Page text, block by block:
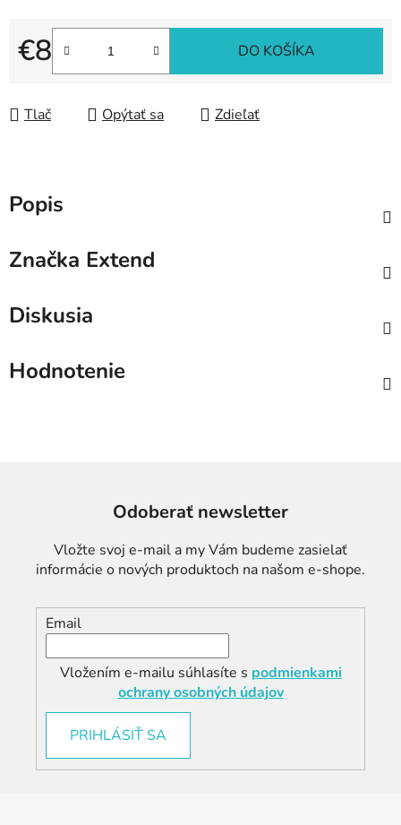
€8
Jednotková cena:
DO KOŠÍKA
Tlač Opýtať sa Zdieľať
Popis
Značka Extend
Diskusia
Hodnotenie
Odoberať newsletter
Vložte svoj e-mail a my Vám budeme zasielať
informácie o nových produktoch na našom e-shope.
Email
Vložením e-mailu súhlasíte s podmienkami
ochrany osobných údajov
PRIHLÁSIŤ SA